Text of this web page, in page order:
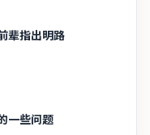
辈指出明路
一些问题